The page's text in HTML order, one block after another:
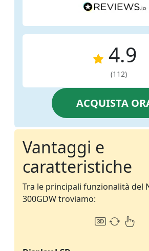
4.9
(112)
ACQUISTA
Vantaggi e
caratteristiche
Tra le principali funzionalità del
300GDW troviamo: